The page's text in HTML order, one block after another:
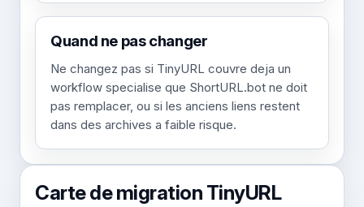
Quand ne pas changer
Ne changez pas si TinyURL couvre deja un
workflow specialise que ShortURL.bot ne doit
pas remplacer, ou si les anciens liens restent
dans des archives a faible risque.
Carte de migration TinyURL